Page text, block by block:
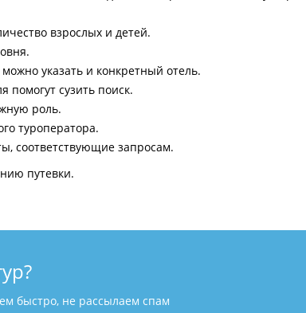
взрослых и детей.
указать и конкретный отель.
помогут сузить поиск.
роль.
туроператора.
соответствующие запросам.
путевки.
быстро, не рассылаем спам